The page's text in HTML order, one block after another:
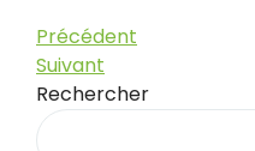
Navigation
de
l’article
Article
précédent
Précédent
Article
suivant
Suivant
Rechercher